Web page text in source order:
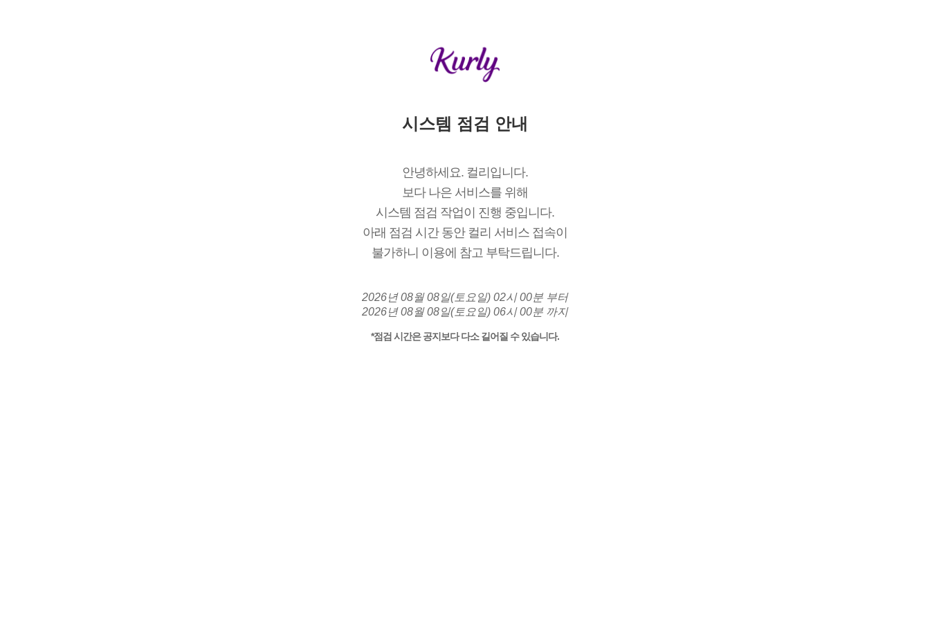
시스템 점검 안내
안녕하세요. 컬리입니다.
보다 나은 서비스를 위해
시스템 점검 작업이 진행 중입니다.
아래 점검 시간 동안 컬리 서비스 접속이
불가하니 이용에 참고 부탁드립니다.
2026년 08월 08일(토요일) 02시 00분 부터
2026년 08월 08일(토요일) 06시 00분 까지
*점검 시간은 공지보다 다소 길어질 수 있습니다.